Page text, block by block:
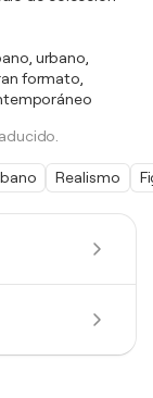
urbano,
formato,
Realismo